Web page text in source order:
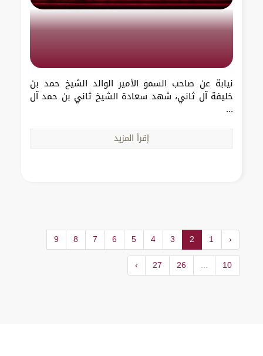
نيابة عن صاحب السمو الأمير الوالد الشيخ حمد بن
خليفة آل ثاني، شهد سعادة الشيخ ثاني بن حمد آل
...
إقرأ المزيد
‹
1
2
3
4
5
6
7
8
9
10
...
26
27
›